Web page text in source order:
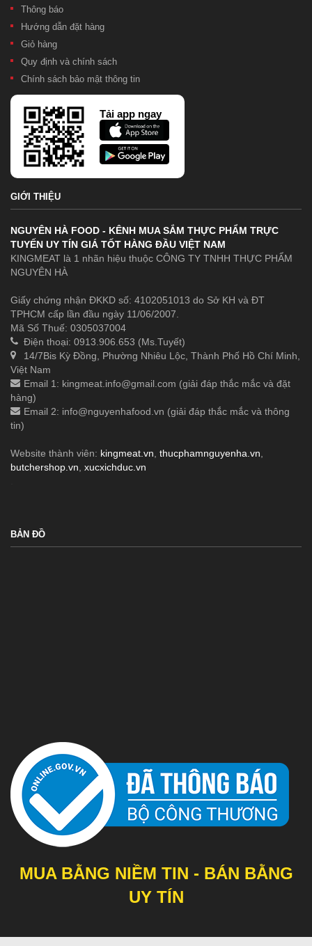
Thông báo
Hướng dẫn đặt hàng
Giỏ hàng
Quy định và chính sách
Chính sách bảo mật thông tin
Tải app ngay
GIỚI THIỆU
NGUYÊN HÀ FOOD - KÊNH MUA SẮM THỰC PHẨM TRỰC
TUYẾN UY TÍN GIÁ TỐT HÀNG ĐẦU VIỆT NAM
KINGMEAT là 1 nhãn hiệu thuộc CÔNG TY TNHH THỰC PHẨM
NGUYÊN HÀ
Giấy chứng nhận ĐKKD số: 4102051013 do Sở KH và ĐT
TPHCM cấp lần đầu ngày 11/06/2007.
Mã Số Thuế: 0305037004
Điện thoại: 0913.906.653 (Ms.Tuyết)
14/7Bis Kỳ Đồng, Phường Nhiêu Lộc, Thành Phố Hồ Chí Minh,
Việt Nam
Email 1: kingmeat.info@gmail.com (giải đáp thắc mắc và đặt
hàng)
Email 2: info@nguyenhafood.vn (giải đáp thắc mắc và thông
tin)
Website thành viên: kingmeat.vn thucphamnguyenha.vn
butchershop.vn xucxichduc.vn
BẢN ĐỒ
MUA BẰNG NIỀM TIN - BÁN BẰNG
UY TÍN